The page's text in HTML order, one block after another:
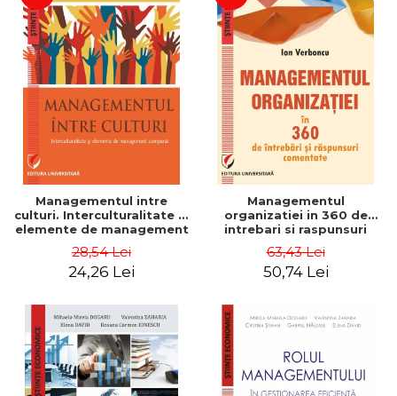
Managementul intre
culturi. Interculturalitate si
elemente de management
Dumitrascu
28,54 Lei
24,26 Lei
Managementul
organizatiei in 360 de
intrebari si raspunsuri
63,43 Lei
50,74 Lei